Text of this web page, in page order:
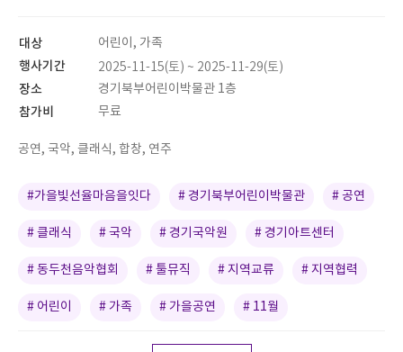
대상 어린이, 가족
행사기간 2025-11-15(토) ~ 2025-11-29(토)
장소 경기북부어린이박물관 1층
참가비 무료
공연, 국악, 클래식, 합창, 연주
#가을빛선율마음을잇다 # 경기북부어린이박물관 # 공연
# 클래식 # 국악 # 경기국악원 # 경기아트센터
# 동두천음악협회 # 툴뮤직 # 지역교류 # 지역협력
# 어린이 # 가족 # 가을공연 # 11월